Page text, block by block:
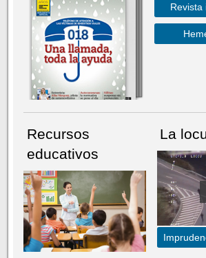
Revista
Recursos
educativos
La